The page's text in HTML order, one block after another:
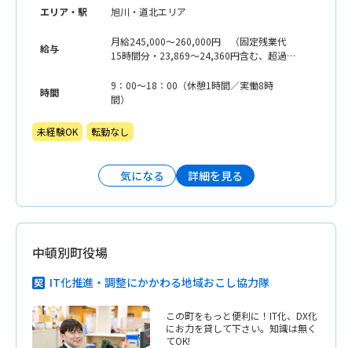
エリア・駅 旭川・道北エリア
給与
月給245,000〜260,000円 （固定残業代
15時間分・23,869〜24,360円含む、超過分
す
時間
9：00〜18：00（休憩1時間／実働8時
間）
未経験OK 転勤なし
気になる 詳細を見る
中頓別町役場
IT化推進・調整にかかわる地域おこし協力隊
この町をもっと便利に！IT化、DX化
にお力を貸して下さい。知識は無く
てOK!